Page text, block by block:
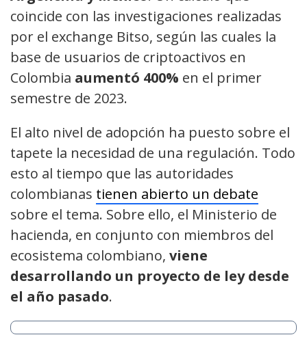
coincide con las investigaciones realizadas
por el exchange Bitso, según las cuales la
base de usuarios de criptoactivos en
Colombia aumentó 400% en el primer
semestre de 2023.
El alto nivel de adopción ha puesto sobre el
tapete la necesidad de una regulación. Todo
esto al tiempo que las autoridades
colombianas tienen abierto un debate
sobre el tema. Sobre ello, el Ministerio de
hacienda, en conjunto con miembros del
ecosistema colombiano, viene
desarrollando un proyecto de ley desde
el año pasado.